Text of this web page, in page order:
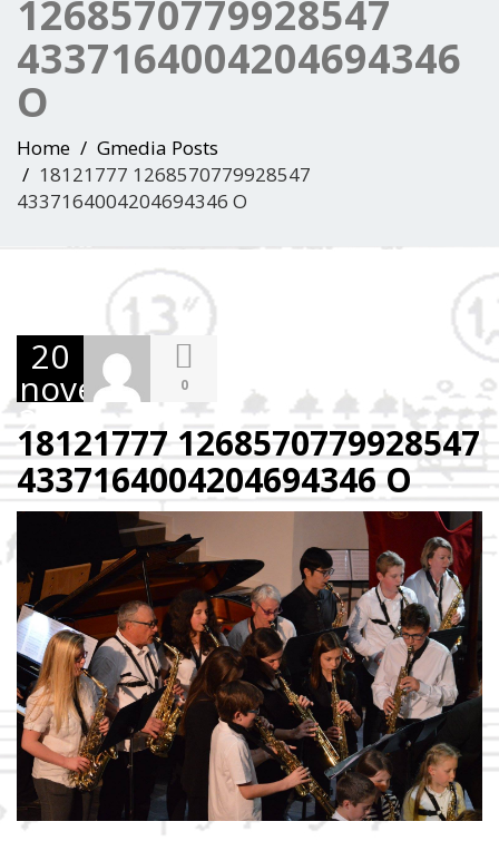
1268570779928547
4337164004204694346
O
Home
Gmedia Posts
18121777 1268570779928547
4337164004204694346 O
20
novembre
2018
0
18121777 1268570779928547
4337164004204694346 O